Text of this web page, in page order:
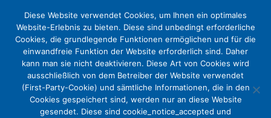
Christliche Krankenhausverbände:
Diese Website verwendet Cookies, um Ihnen ein optimales
Website-Erlebnis zu bieten. Diese sind unbedingt erforderliche
Cookies, die grundlegende Funktionen ermöglichen und für die
einwandfreie Funktion der Website erforderlich sind. Daher
kann man sie nicht deaktivieren. Diese Art von Cookies wird
ausschließlich von dem Betreiber der Website verwendet
(First-Party-Cookie) und sämtliche Informationen, die in den
Cookies gespeichert sind, werden nur an diese Website
gesendet. Diese sind cookie_notice_accepted und